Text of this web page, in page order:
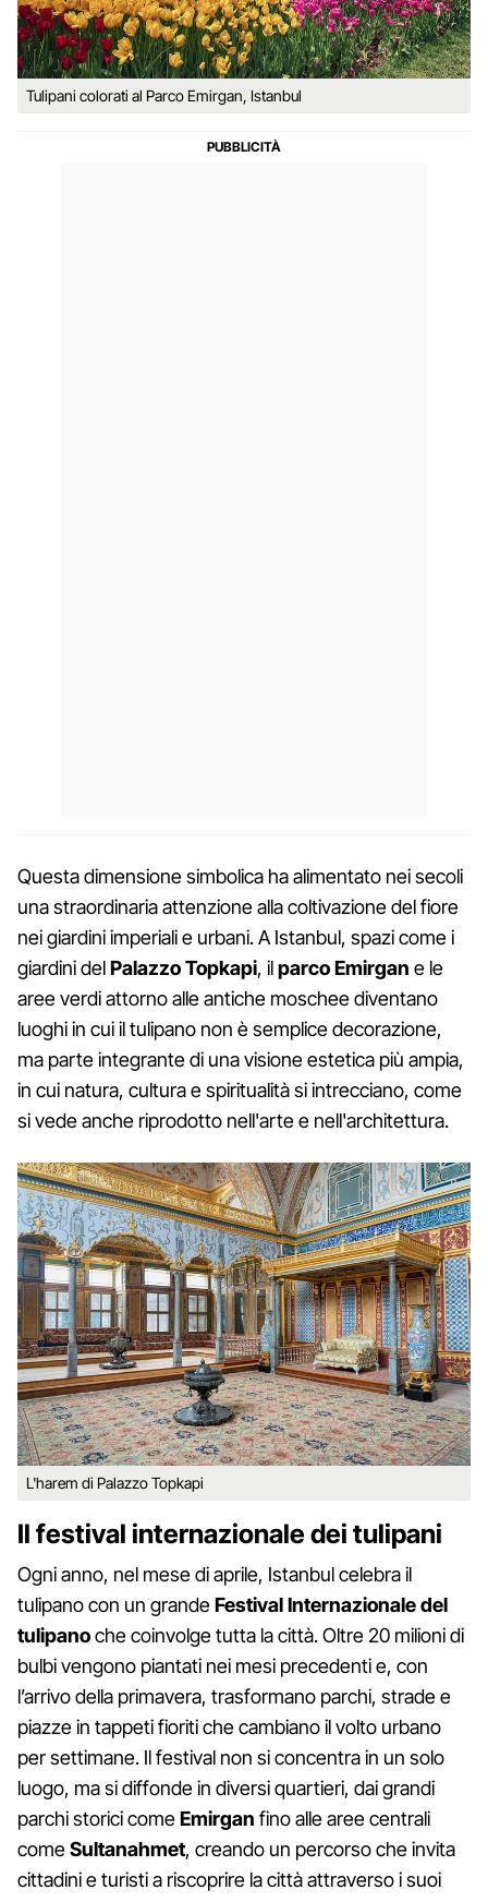
Tulipani colorati al Parco Emirgan, Istanbul
Questa dimensione simbolica ha alimentato nei secoli
una straordinaria attenzione alla coltivazione del fiore
nei giardini imperiali e urbani. A Istanbul, spazi come i
giardini delPalazzo Topkapi, ilparco Emirgan e le
aree verdi attorno alle antiche moschee diventano
luoghi in cui il tulipano non è semplice decorazione,
ma parte integrante di una visione estetica più ampia,
in cui natura, cultura e spiritualità si intrecciano, come
si vede anche riprodotto nell'arte e nell'architettura.
L'harem di Palazzo Topkapi
Il festival internazionale dei tulipani
Ogni anno, nel mese di aprile, Istanbul celebra il
tulipano con un grandeFestival Internazionale del
tulipanoche coinvolge tutta la città. Oltre 20 milioni di
bulbi vengono piantati nei mesi precedenti e, con
l’arrivo della primavera, trasformano parchi, strade e
piazze in tappeti fioriti che cambiano il volto urbano
per settimane. Il festival non si concentra in un solo
luogo, ma si diffonde in diversi quartieri, dai grandi
parchi storici comeEmirgan fino alle aree centrali
comeSultanahmet, creando un percorso che invita
cittadini e turisti a riscoprire la città attraverso i suoi